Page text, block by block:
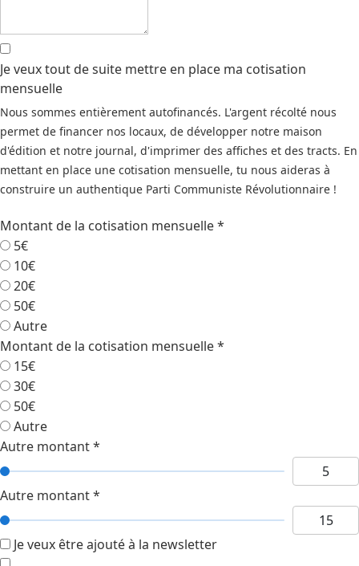
Je veux tout de suite mettre en place ma cotisation
mensuelle
Nous sommes entièrement autofinancés. L'argent récolté nous
permet de financer nos locaux, de développer notre maison
d'édition et notre journal, d'imprimer des affiches et des tracts. En
mettant en place une cotisation mensuelle, tu nous aideras à
construire un authentique Parti Communiste Révolutionnaire !
Montant de la cotisation mensuelle*
5€
10€
20€
50€
Autre
Montant de la cotisation mensuelle*
15€
30€
50€
Autre
Autre montant*
Autre montant*
Je veux être ajouté à la newsletter